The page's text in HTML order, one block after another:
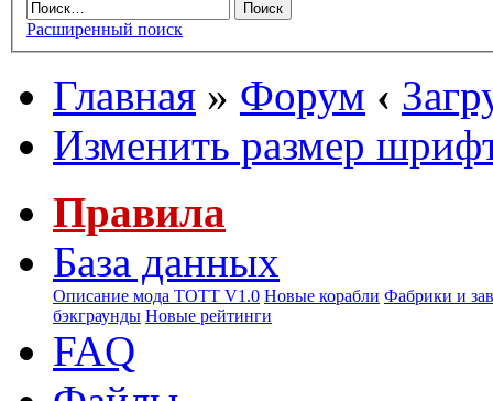
Расширенный поиск
Главная » Форум ‹
Изменить размер
Правила
База данных
Описание мода ТОТТ V1.0 Новые корабли Фабрики и
бэкграунды Новые рейтинги
FAQ